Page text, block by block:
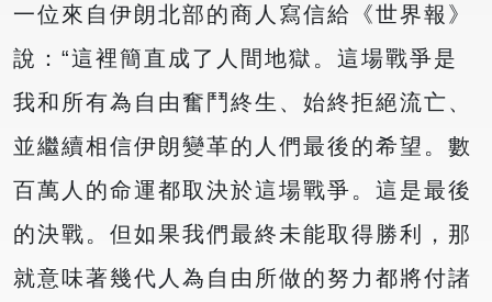
一位來自伊朗北部的商人寫信給《世界報》
說：“這裡簡直成了人間地獄。這場戰爭是
我和所有為自由奮鬥終生、始終拒絕流亡、
並繼續相信伊朗變革的人們最後的希望。數
百萬人的命運都取決於這場戰爭。這是最後
的決戰。但如果我們最終未能取得勝利，那
就意味著幾代人為自由所做的努力都將付諸